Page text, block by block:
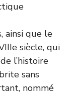
ainsi que le
siècle, qui
l’histoire
sans
nommé